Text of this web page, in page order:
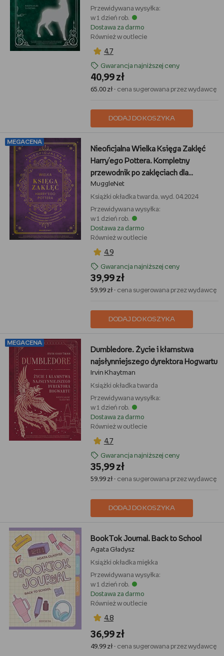
Przewidywana wysyłka:
w 1 dzień rob.
Dostawa za darmo
Również w outlecie
4,7
Gwarancja najniższej ceny
40,99 zł
65,00 zł- cena sugerowana przez wydawcę
DODAJ DO KOSZYKA
MEGACENA
Nieoficjalna Wielka Księga Zaklęć
Harry'ego Pottera. Kompletny
przewodnik po zaklęciach dla
czarodziejów i czarownic
MuggleNet
Książki okładka twarda, wyd. 04.2024
Przewidywana wysyłka:
w 1 dzień rob.
Dostawa za darmo
Również w outlecie
4,9
Gwarancja najniższej ceny
39,99 zł
59,99 zł- cena sugerowana przez wydawcę
DODAJ DO KOSZYKA
MEGACENA
Dumbledore. Życie i kłamstwa
najsłynniejszego dyrektora Hogwartu
Irvin Khaytman
Książki okładka twarda
Przewidywana wysyłka:
w 1 dzień rob.
Dostawa za darmo
Również w outlecie
4,7
Gwarancja najniższej ceny
35,99 zł
59,99 zł- cena sugerowana przez wydawcę
DODAJ DO KOSZYKA
BookTok Journal. Back to School
Agata Gładysz
Książki okładka miękka
Przewidywana wysyłka:
w 1 dzień rob.
Dostawa za darmo
Również w outlecie
4,8
36,99 zł
49,99 zł- cena sugerowana przez wydawcę